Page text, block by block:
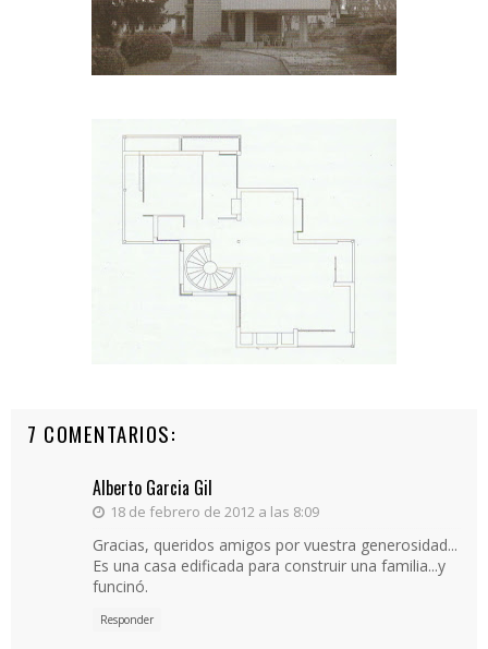
7 COMENTARIOS:
Alberto Garcia Gil
18 de febrero de 2012 a las 8:09
Gracias, queridos amigos por vuestra generosidad...
Es una casa edificada para construir una familia...y
funcinó.
Responder